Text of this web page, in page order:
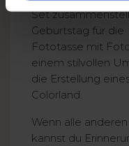
Set
Geburtstag für
Fototasse mit
einem stilvollen
die Erstellung
Colorland.
Wenn alle
kannst du